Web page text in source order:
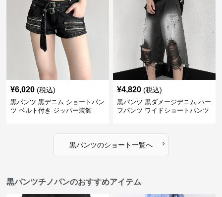
¥6,020 (税込)
黒パンツ 黒デニム ショートパン
ツ ベルト付き ジッパー装飾
¥4,820 (税込)
黒パンツ 黒ダメージデニム ハー
フパンツ ワイドショートパンツ
黒パンツのショート一覧へ ›
黒パンツチノパンのおすすめアイテム